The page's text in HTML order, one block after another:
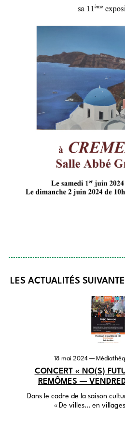
LES ACTUALITÉS
18 mai 2024—
CONCERT « NO(S)
REMÔMES —
Dans le cadre de la saison
« De villes… en